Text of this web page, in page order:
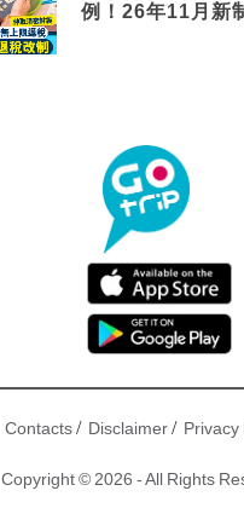
例！26年11月新
Contacts/ Disclaimer/ Privacy
Copyright © 2026 - All Rights